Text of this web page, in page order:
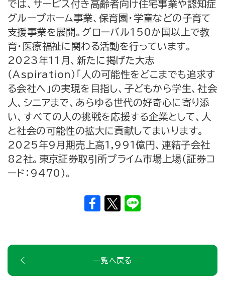
では、サービス付き高齢者向け住宅事業や認知症
グループホーム事業、保育園・学童などの子育て
支援事業を展開。グローバル150か国以上で教
育・医療福祉に関わる活動を行っています。
2023年11月、新たに掲げた大志
（Aspiration）「人の可能性をどこまでも追求す
る会社へ」の実現を目指し、子どもから学生、社会
人、シニアまで、あらゆる世代の好奇心に寄り添
い、すべての人の挑戦を応援する企業として、人
と社会の可能性の拡大に貢献してまいります。
2025年9月期売上高1,991億円、連結子会社
82社。東京証券取引所プライム市場上場（証券コ
ード：9470）。
一覧へ戻る